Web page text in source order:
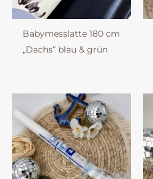
Babymesslatte 180 cm
„Dachs“ blau & grün